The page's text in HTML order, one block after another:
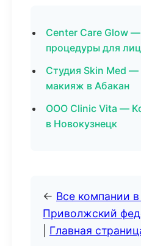
Center Care Glow
процедуры для
Студия Skin Med
макияж в Абакан
ООО Clinic Vita —
в Новокузнецк
← Все компании
Приволжский
Главная